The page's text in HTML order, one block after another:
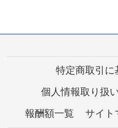
特定商取引に
個人情報取り扱
報酬額一覧
サイト